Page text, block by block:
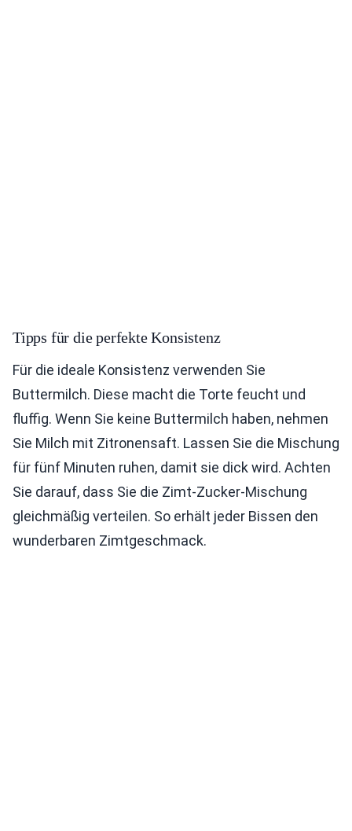
Tipps für die perfekte Konsistenz
Für die ideale Konsistenz verwenden Sie
Buttermilch. Diese macht die Torte feucht und
fluffig. Wenn Sie keine Buttermilch haben, nehmen
Sie Milch mit Zitronensaft. Lassen Sie die Mischung
für fünf Minuten ruhen, damit sie dick wird. Achten
Sie darauf, dass Sie die Zimt-Zucker-Mischung
gleichmäßig verteilen. So erhält jeder Bissen den
wunderbaren Zimtgeschmack.